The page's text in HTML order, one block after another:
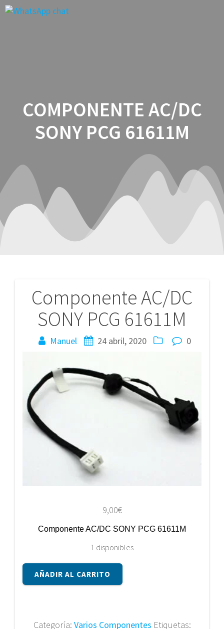
COMPONENTE AC/DC
SONY PCG 61611M
Componente AC/DC
SONY PCG 61611M
Manuel 24 abril, 2020 0
9,00€
Componente AC/DC SONY PCG 61611M
1 disponibles
Componente
AC/DC
cantidad
AÑADIR AL CARRITO
Categoría: Varios Componentes Etiquetas:
Navegación
entradas